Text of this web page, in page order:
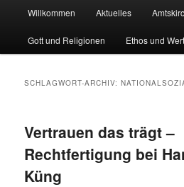
Willkommen Aktuelles
Gott und Religionen Ethos und
SCHLAGWORT-ARCHIV:
Vertrauen das trägt –
Rechtfertigung bei
Küng